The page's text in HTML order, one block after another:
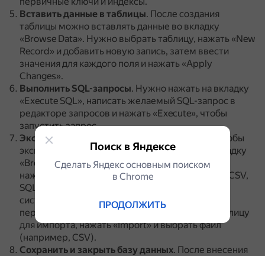
Вставить данные в таблицы. После создания
таблицы можно вставлять данные во вкладку
«Browse Data». Нужно выбрать таблицу, нажать «New
Record» и добавить новую запись, затем ввести
значения для каждого поля и нажать «Apply
Changes».
Выполнить SQL-запросы. Нужно нажать на вкладку
«Execute SQL», написать желаемый SQL-запрос в
редакторе запросов и нажать «Execute», чтобы
запустить запрос.
Экспортировать и импортировать данные
Чтобы
экспортировать данные, нужно перейти на вкладку
«Browse Data», выбрать таблицу для экспорта,
нажать «Export» и выбрать формат (например, CSV,
SQL, JSON).
системе.
Чтобы импортировать данные, нужно
перейти на вкладку «Browse Data», выбрать таблицу
для импорта, нажать «Import» и выбрать файл
(например, CSV).
Сохранить и закрыть базу данных. После внесения
Поиск в Яндексе
Сделать Яндекс основным поиском
в Сhrome
ПРОДОЛЖИТЬ